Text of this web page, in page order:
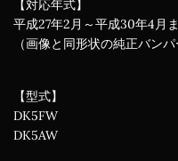
【対応年式】
平成27年2月～平成30年4月
（画像と同形状の純正バン
【型式】
DK5FW
DK5AW